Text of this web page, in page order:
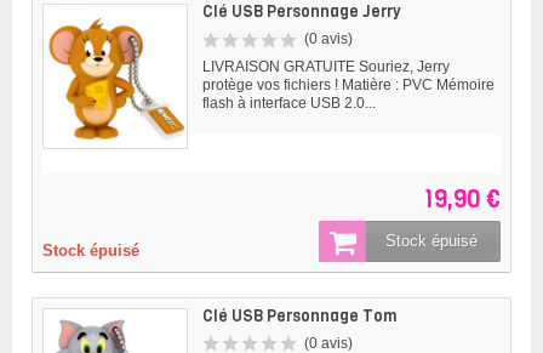
Clé USB Personnage Jerry
(0 avis)
LIVRAISON GRATUITE Souriez, Jerry
protège vos fichiers ! Matière : PVC Mémoire
flash à interface USB 2.0...
19,90 €
Stock épuisé
Stock épuisé
Clé USB Personnage Tom
(0 avis)